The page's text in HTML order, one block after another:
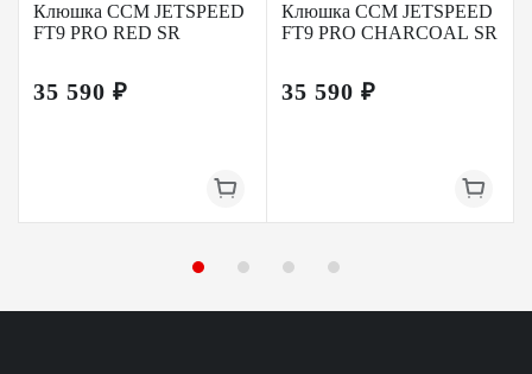
Клюшка CCM JETSPEED
FT9 PRO RED SR
35 590 ₽
Клюшка CCM JETSPEED
FT9 PRO CHARCOAL SR
35 590 ₽